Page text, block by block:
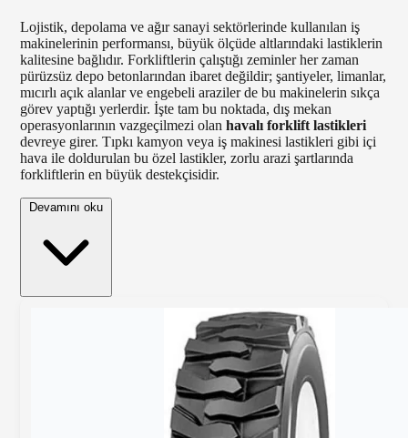
Lojistik, depolama ve ağır sanayi sektörlerinde kullanılan iş
makinelerinin performansı, büyük ölçüde altlarındaki lastiklerin
kalitesine bağlıdır. Forkliftlerin çalıştığı zeminler her zaman
pürüzsüz depo betonlarından ibaret değildir; şantiyeler, limanlar,
mıcırlı açık alanlar ve engebeli araziler de bu makinelerin sıkça
görev yaptığı yerlerdir. İşte tam bu noktada, dış mekan
operasyonlarının vazgeçilmezi olan havalı forklift lastikleri
devreye girer. Tıpkı kamyon veya iş makinesi lastikleri gibi içi
hava ile doldurulan bu özel lastikler, zorlu arazi şartlarında
forkliftlerin en büyük destekçisidir.
Operatör Konforu ve Sağlığı:Saatlerce forklift üzerinde
çalışan operatörlerin sarsıntıdan minimum düzeyde
etkilenmesini sağlar, bel ve sırt ağrılarını önleyerek iş
Devamını oku